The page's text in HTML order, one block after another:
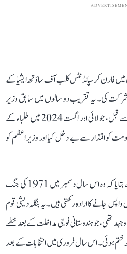
نے دہلی میں فارن کرسپانڈنٹس کلب آف ساؤتھ ایشیا کے
شرکت کی۔ یہ تقریب دو سالوں میں سابق وزیر
اعظم کا پہلا عوامی خطاب تھا۔ اس سے قبل، جولائی اور اگست 2024 میں طلباء کے
کو اقتدار سے بے دخل کیا اور وزیر اعظم کو
پریس کانفرنس کے دوران حسینہ نے بتایا کہ وہ اس سال دسمبر میں 1971 کی جنگ
جانے کا ارادہ رکھتی ہیں۔ یہ بنگلہ دیشی قوم
تھی، جو ہندوستانی فوجی مداخلت کے بعد خطے
ختم ہوئی۔ اس سال فروری میں انتخابات کے بعد